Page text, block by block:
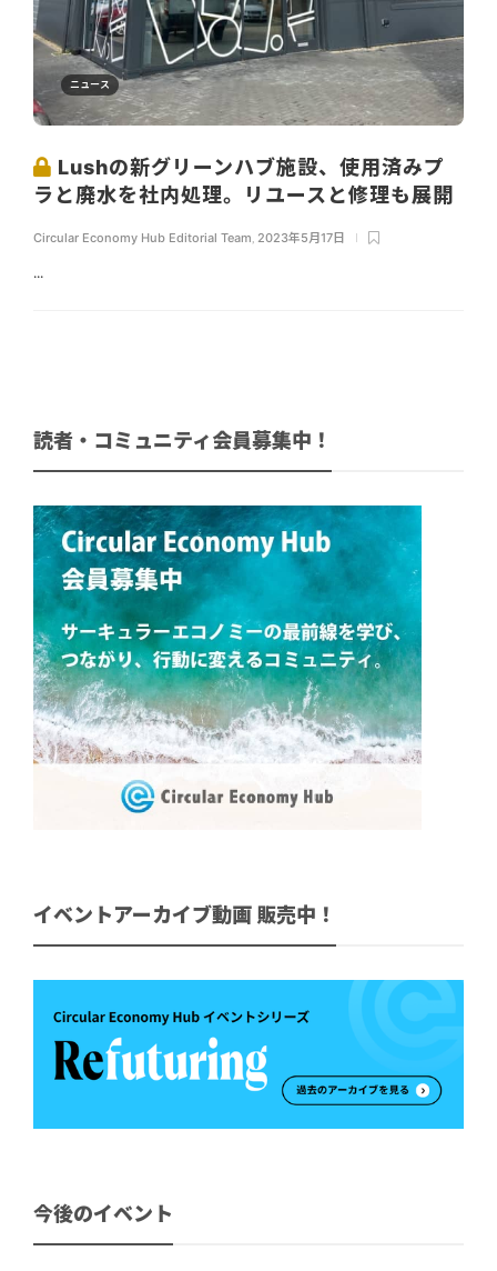
ニュース
Lushの新グリーンハブ施設、使用済みプ
ラと廃水を社内処理。リユースと修理も展開
Circular Economy Hub Editorial Team, 2023年5月17日
...
読者・コミュニティ会員募集中！
イベントアーカイブ動画 販売中！
今後のイベント